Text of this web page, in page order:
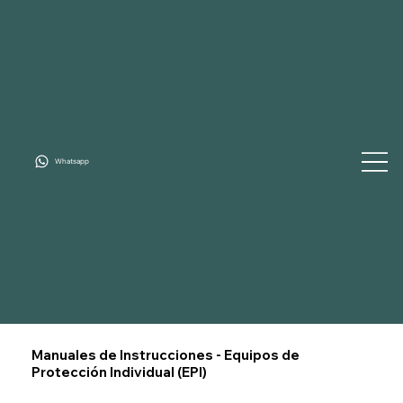
Whatsapp
Manuales de Instrucciones - Equipos de
Protección Individual (EPI)